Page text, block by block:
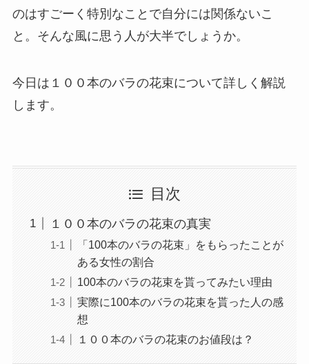
のはすごーく特別なことで自分には関係ないこ
と。そんな風に思う人が大半でしょうか。
今日は１００本のバラの花束について詳しく解説
します。
目次
１００本のバラの花束の真実
「100本のバラの花束」をもらったことが
ある女性の割合
100本のバラの花束を貰ってみたい理由
実際に100本のバラの花束を貰った人の感
想
１００本のバラの花束のお値段は？